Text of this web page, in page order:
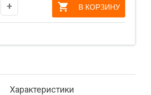
+ В КОРЗИНУ
Характеристики